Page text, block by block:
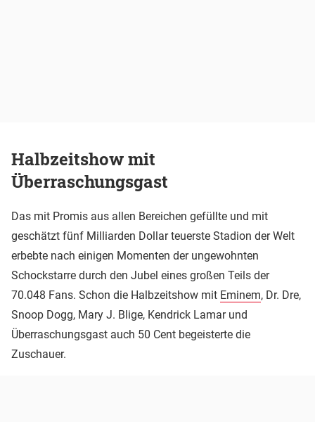
Halbzeitshow mit
Überraschungsgast
Das mit Promis aus allen Bereichen gefüllte und mit
geschätzt fünf Milliarden Dollar teuerste Stadion der Welt
erbebte nach einigen Momenten der ungewohnten
Schockstarre durch den Jubel eines großen Teils der
70.048 Fans. Schon die Halbzeitshow mit Eminem, Dr. Dre,
Snoop Dogg, Mary J. Blige, Kendrick Lamar und
Überraschungsgast auch 50 Cent begeisterte die
Zuschauer.